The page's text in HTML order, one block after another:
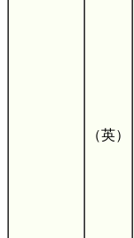
（英）